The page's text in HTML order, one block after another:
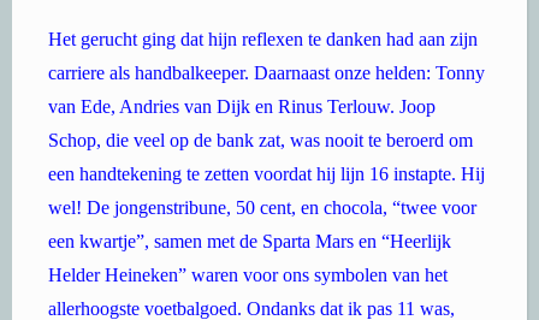
Het gerucht ging dat hijn reflexen te danken had aan zijn
carriere als handbalkeeper. Daarnaast onze helden: Tonny
van Ede, Andries van Dijk en Rinus Terlouw. Joop
Schop, die veel op de bank zat, was nooit te beroerd om
een handtekening te zetten voordat hij lijn 16 instapte. Hij
wel! De jongenstribune, 50 cent, en chocola, “twee voor
een kwartje”, samen met de Sparta Mars en “Heerlijk
Helder Heineken” waren voor ons symbolen van het
allerhoogste voetbalgoed. Ondanks dat ik pas 11 was,